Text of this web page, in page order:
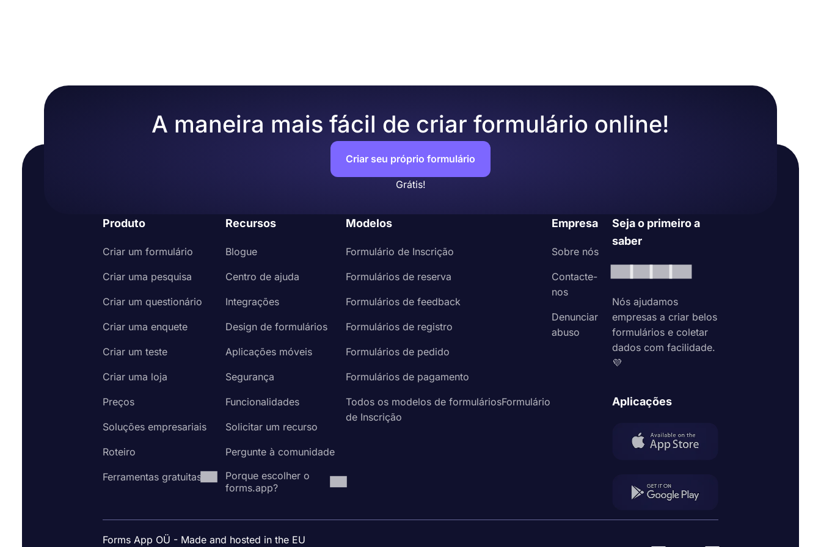
Certifique-se de pedir detalhes de contato, como endereços de e-mail e números de telefone
Adicione um campo de assinatura para ter sua assinatura eletrônica
Incorpore seu formulário online em seu site
A maneira mais fácil de criar formulário online!
Criar seu próprio formulário
Grátis!
Produto
Criar um formulário
Criar uma pesquisa
Criar um questionário
Criar uma enquete
Criar um teste
Criar uma loja
Preços
Soluções empresariais
Roteiro
Ferramentas gratuitas
Recursos
Blogue
Centro de ajuda
Integrações
Design de formulários
Aplicações móveis
Segurança
Funcionalidades
Solicitar um recurso
Pergunte à comunidade
Porque escolher o
forms.app?
Modelos
Formulário de Inscrição
Formulários de reserva
Formulários de feedback
Formulários de registro
Formulários de pedido
Formulários de pagamento
Todos os modelos de formuláriosFormulário
de Inscrição
Empresa
Sobre nós
Contacte-
nos
Denunciar
abuso
Seja o primeiro a
saber
Nós ajudamos
empresas a criar belos
formulários e coletar
dados com facilidade.
💜
Aplicações
Forms App OÜ - Made and hosted in the EU